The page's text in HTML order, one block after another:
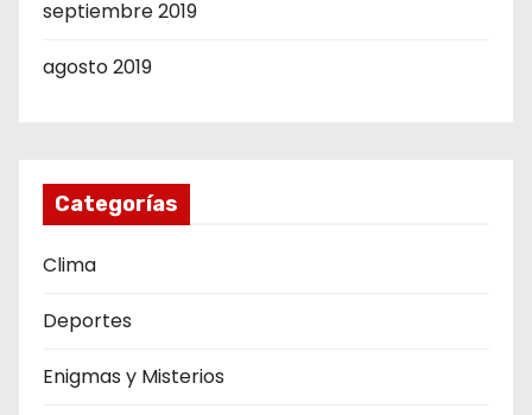
septiembre 2019
agosto 2019
Categorías
Clima
Deportes
Enigmas y Misterios